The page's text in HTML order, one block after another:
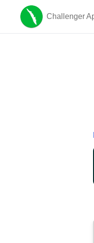
Challenger